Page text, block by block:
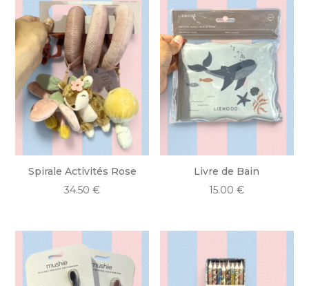
Spirale Activités Rose
34.50€
Livre de Bain
15.00€